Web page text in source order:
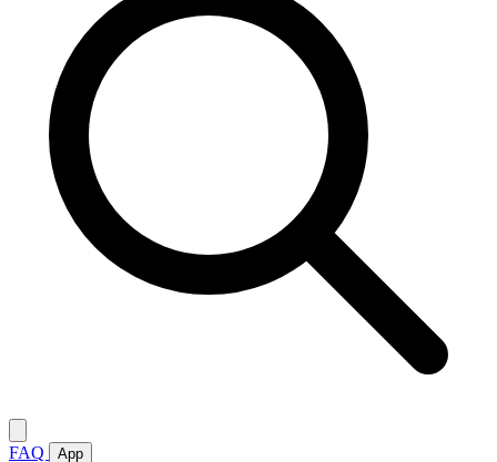
FAQ App